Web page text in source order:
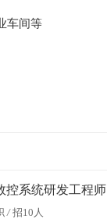
车间等
控系统研发工程师
/ 招10人